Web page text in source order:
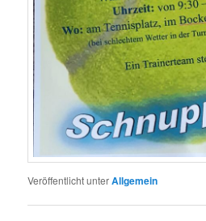
Veröffentlicht unterAllgemein